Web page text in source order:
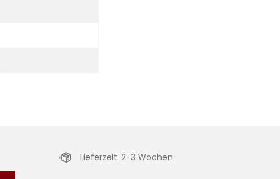
Lieferzeit: 2-3 Wochen